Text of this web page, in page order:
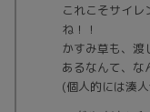
これこそサイレ
ね！！
かすみ草も、渡
あるなんて、な
(個人的には湊